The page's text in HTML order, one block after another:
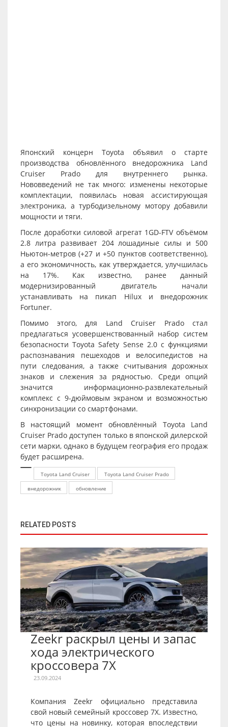
Японский концерн Toyota объявил о старте
производства обновлённого внедорожника Land
Cruiser Prado для внутреннего рынка.
Нововведений не так много: изменены некоторые
комплектации, появилась новая ассистирующая
электроника, а турбодизельному мотору добавили
мощности и тяги.
После доработки силовой агрегат 1GD-FTV объёмом
2.8 литра развивает 204 лошадиные силы и 500
Ньютон-метров (+27 и +50 пунктов соответственно),
а его экономичность, как утверждается, улучшилась
на 17%. Как известно, ранее данный
модернизированный двигатель начали
устанавливать на пикап Hilux и внедорожник
Fortuner.
Помимо этого, для Land Cruiser Prado стал
предлагаться усовершенствованный набор систем
безопасности Toyota Safety Sense 2.0 с функциями
распознавания пешеходов и велосипедистов на
пути следования, а также считывания дорожных
знаков и слежения за рядностью. Среди опций
значится информационно-развлекательный
комплекс с 9-дюймовым экраном и возможностью
синхронизации со смартфонами.
В настоящий момент обновлённый Toyota Land
Cruiser Prado доступен только в японской дилерской
сети марки, однако в будущем география его продаж
будет расширена.
Toyota Land Cruiser
Toyota Land Cruiser Prado
внедорожник
обновление
RELATED POSTS
Zeekr раскрыл цены и запас
хода электрического
кроссовера 7X
23.09.2024
Компания Zeekr официально представила
свой новый семейный кроссовер 7X. Известно,
что цены на новинку, которая впоследствии